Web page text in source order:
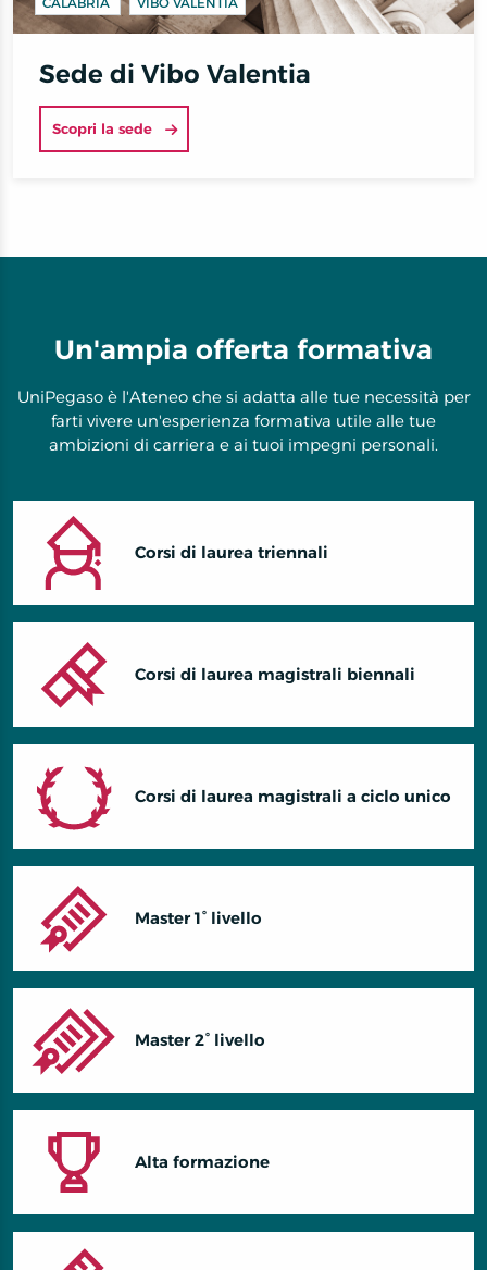
Sede di Vibo Valentia
Scopri la sede
Un'ampia offerta formativa
UniPegaso è l'Ateneo che si adatta alle tue necessità per
farti vivere un'esperienza formativa utile alle tue
ambizioni di carriera e ai tuoi impegni personali.
Corsi di laurea triennali
Corsi di laurea magistrali biennali
Corsi di laurea magistrali a ciclo unico
Master 1° livello
Master 2° livello
Alta formazione